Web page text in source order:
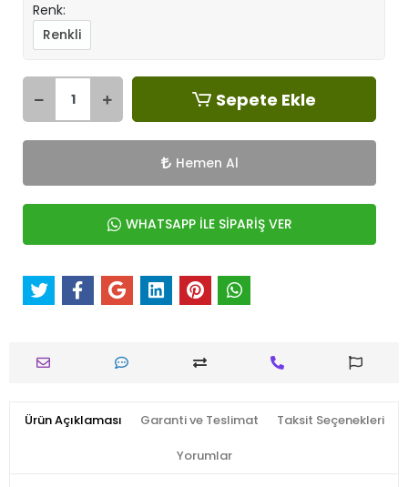
Renk:
Renkli
Sepete Ekle
Hemen Al
WHATSAPP İLE SİPARİŞ VER
Ürün Açıklaması Garanti ve Teslimat Taksit Seçenekleri
Yorumlar